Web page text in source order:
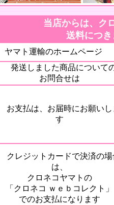
当店からは、ク
送料につき
ヤマト運輸のホームページ
発送しました商品について
お問合せは
お支払は、お届時にお願いし
す
クレジットカードで決済の場
は、
クロネコヤマトの
「クロネコ ｗｅｂコレクト」
でのお支払になります